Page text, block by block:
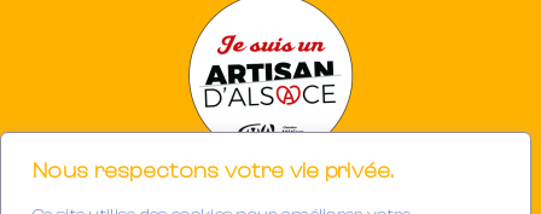
Nous respectons votre vie privée.